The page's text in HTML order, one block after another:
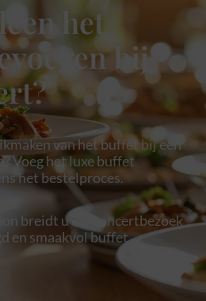
het
bij
van het buffet bij een
Voeg het luxe buffet
het bestelproces.
breidt u uw concertbezoek
en smaakvol buffet.